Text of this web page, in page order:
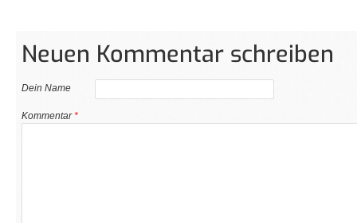
Neuen Kommentar schreiben
Dein Name
Kommentar*